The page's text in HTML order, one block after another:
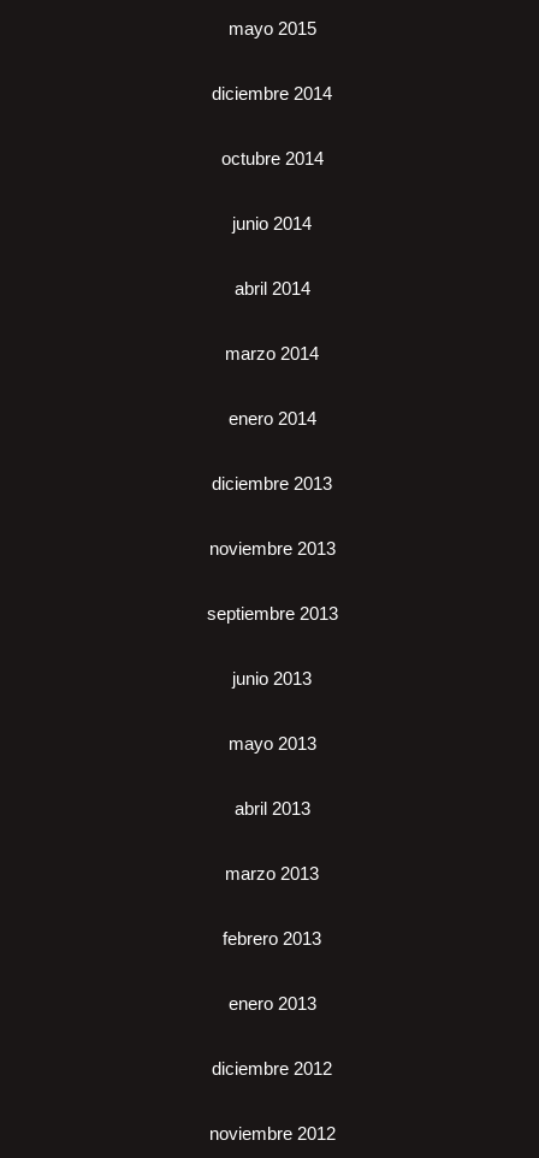
mayo 2015
diciembre 2014
octubre 2014
junio 2014
abril 2014
marzo 2014
enero 2014
diciembre 2013
noviembre 2013
septiembre 2013
junio 2013
mayo 2013
abril 2013
marzo 2013
febrero 2013
enero 2013
diciembre 2012
noviembre 2012